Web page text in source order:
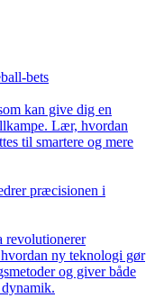
bets
kan give dig en
Lær, hvordan
til smartere og mere
præcisionen i
revolutionerer
ny teknologi gør
og giver både